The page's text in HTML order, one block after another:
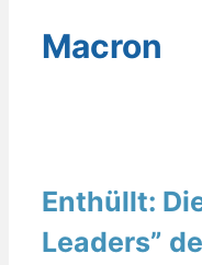
Macron
Enthüllt:
Leaders”